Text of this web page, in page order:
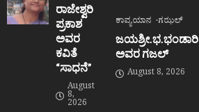
ರಾಜೇಶ್ವರಿ
ಪ್ರಕಾಶ
ಅವರ
ಕವಿತೆ
“ಸಾಧನೆ”
August
8,
2026
ಕಾವ್ಯಯಾನ ಗಝಲ್
ಜಯಶ್ರೀ.ಭ.ಭಂಡಾರಿ
ಅವರ ಗಜಲ್
August 8, 2026